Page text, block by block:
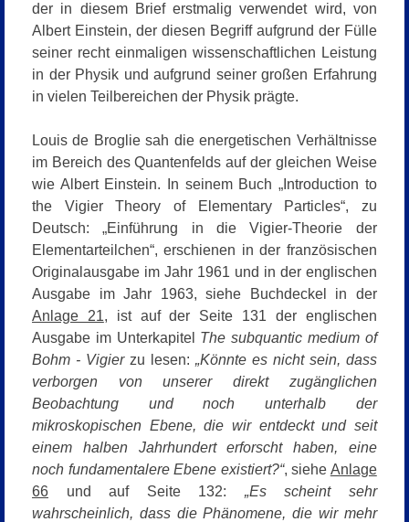
der in diesem Brief erstmalig verwendet wird, von
Albert Einstein, der diesen Begriff aufgrund der Fülle
seiner recht einmaligen wissenschaftlichen Leistung
in der Physik und aufgrund seiner großen Erfahrung
in vielen Teilbereichen der Physik prägte.
Louis de Broglie sah die energetischen Verhältnisse
im Bereich des Quantenfelds auf der gleichen Weise
wie Albert Einstein. In seinem Buch„Introduction to
the Vigier Theory of Elementary Particles“, zu
Deutsch: „Einführung in die Vigier-Theorie der
Elementarteilchen“, erschienen in der französischen
Originalausgabe im Jahr 1961 und in der englischen
Ausgabe im Jahr 1963, siehe Buchdeckel in der
Anlage 21, ist auf der Seite 131 der englischen
Ausgabe im Unterkapitel The subquantic medium of
Bohm - Vigierzu lesen: „Könnte es nicht sein, dass
verborgen von unserer direkt zugänglichen
Beobachtung und noch unterhalb der
mikroskopischen Ebene, die wir entdeckt und seit
einem halben Jahrhundert erforscht haben, eine
noch fundamentalere Ebene existiert?“, siehe Anlage
66 und auf Seite 132: „Es scheint sehr
wahrscheinlich, dass die Phänomene, die wir mehr